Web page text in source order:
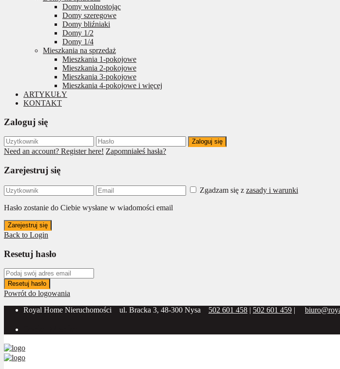
Domy wolnostojąc
Domy szeregowe
Domy bliźniaki
Domy 1/2
Domy 1/4
Mieszkania na sprzedaż
Mieszkania 1-pokojowe
Mieszkania 2-pokojowe
Mieszkania 3-pokojowe
Mieszkania 4-pokojowe i więcej
ARTYKUŁY
KONTAKT
Zaloguj się
Zaloguj się
Need an account? Register here! Zapomniałeś hasła?
Zarejestruj się
Zgadzam się z zasady i warunki
Hasło zostanie do Ciebie wysłane w wiadomości email
Zarejestruj się
Back to Login
Resetuj hasło
Resetuj hasło
Powrót do logowania
Royal Home Nieruchomości
ul. Bracka 3, 48-300 Nysa 502 601 458 | 502 601 459 |